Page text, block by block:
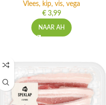
Vlees, kip, vis, vega
€3,99
NAAR AH